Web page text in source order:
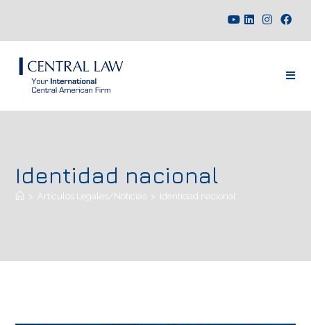
Identidad nacional
> Artículos Legales/Noticias > Identidad nacional